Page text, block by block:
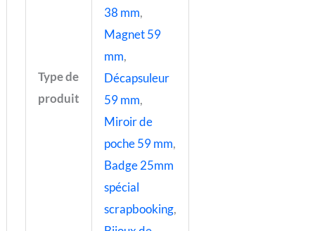
Type de
produit
38 mm,
Magnet 59
mm,
Décapsuleur
59 mm,
Miroir de
poche 59 mm,
Badge 25mm
spécial
scrapbooking,